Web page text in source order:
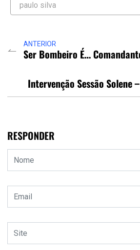
paulo silva
ANTERIOR
Ser Bombeiro É…
Intervenção Sessão Solene
RESPONDER